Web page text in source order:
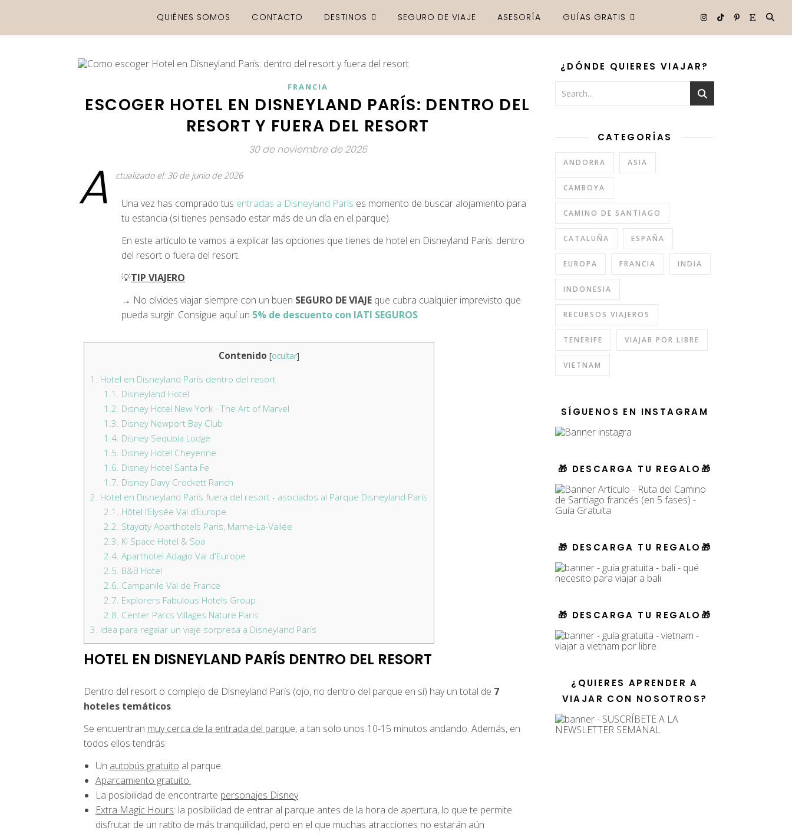
QUIÉNES SOMOS CONTACTO DESTINOS SEGURO DE VIAJE ASESORÍA GUÍAS GRATIS
FRANCIA
ESCOGER HOTEL EN DISNEYLAND PARÍS: DENTRO DEL
RESORT Y FUERA DEL RESORT
30 de noviembre de 2025
A ctualizado el: 30 de junio de 2026
Una vez has comprado tus entradas a Disneyland París es momento de buscar alojamiento para
tu estancia (si tienes pensado estar más de un día en el parque).
En este artículo te vamos a explicar las opciones que tienes de hotel en Disneyland París: dentro
del resort o fuera del resort.
💡TIP VIAJERO
→ No olvides viajar siempre con un buen SEGURO DE VIAJE que cubra cualquier imprevisto que
pueda surgir. Consigue aquí un 5% de descuento con IATI SEGUROS
Contenido [ocultar]
1. Hotel en Disneyland París dentro del resort
1.1. Disneyland Hotel
1.2. Disney Hotel New York - The Art of Marvel
1.3. Disney Newport Bay Club
1.4. Disney Sequoia Lodge
1.5. Disney Hotel Cheyenne
1.6. Disney Hotel Santa Fe
1.7. Disney Davy Crockett Ranch
2. Hotel en Disneyland París fuera del resort - asociados al Parque Disneyland París
2.1. Hôtel l’Elysée Val d’Europe
2.2. Staycity Aparthotels Paris, Marne-La-Vallée
2.3. Ki Space Hotel & Spa
2.4. Aparthotel Adagio Val d'Europe
2.5. B&B Hotel
2.6. Campanile Val de France
2.7. Explorers Fabulous Hotels Group
2.8. Center Parcs Villages Nature Paris
3. Idea para regalar un viaje sorpresa a Disneyland París
HOTEL EN DISNEYLAND PARÍS DENTRO DEL RESORT
Dentro del resort o complejo de Disneyland París (ojo, no dentro del parque en sí) hay un total de 7
hoteles temáticos.
Se encuentran muy cerca de la entrada del parque, a tan solo unos 10-15 minutos andando. Además, en
todos ellos tendrás:
Un autobús gratuito al parque.
Aparcamiento gratuito.
La posibilidad de encontrarte personajes Disney.
Extra Magic Hours: la posibilidad de entrar al parque antes de la hora de apertura, lo que te permite
disfrutar de un ratito de más tranquilidad, pero en el que muchas atracciones no estarán aún
¿DÓNDE QUIERES VIAJAR?
CATEGORÍAS
ANDORRA ASIA
CAMBOYA
CAMINO DE SANTIAGO
CATALUÑA ESPAÑA
EUROPA FRANCIA INDIA
INDONESIA
RECURSOS VIAJEROS
TENERIFE VIAJAR POR LIBRE
VIETNAM
SÍGUENOS EN INSTAGRAM
🎁 DESCARGA TU REGALO🎁
🎁 DESCARGA TU REGALO🎁
🎁 DESCARGA TU REGALO🎁
¿QUIERES APRENDER A
VIAJAR CON NOSOTROS?